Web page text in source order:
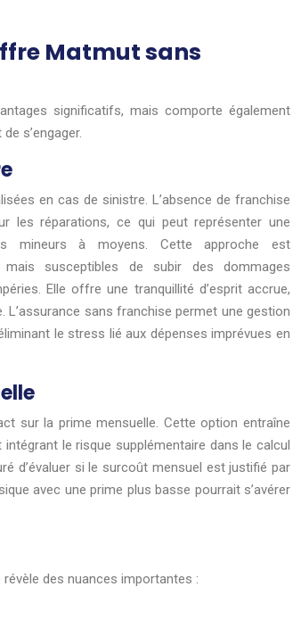
Matmut sans
significatifs, mais comporte également
s’engager.
en cas de sinistre. L’absence de franchise
les réparations, ce qui peut représenter une
mineurs à moyens. Cette approche est
mais susceptibles de subir des dommages
Elle offre une tranquillité d’esprit accrue,
sans franchise permet une gestion
le stress lié aux dépenses imprévues en
sur la prime mensuelle. Cette option entraîne
le risque supplémentaire dans le calcul
d’évaluer si le surcoût mensuel est justifié par
avec une prime plus basse pourrait s’avérer
des nuances importantes :